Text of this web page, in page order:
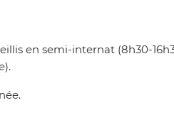
en semi-internat (8h30-